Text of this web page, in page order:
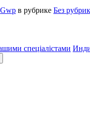
Gwp в рубрике Без
спеціалістами